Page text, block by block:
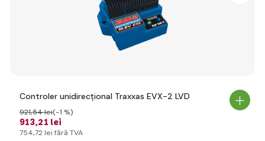
Controler unidirecțional Traxxas EVX-2 LVD
913,21 lei
921,54 lei(-1 %)
754,72 lei fără TVA